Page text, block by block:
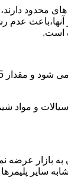
محدود
آنها،باعث
است.
سیالات و
کمپانی اکواستار
سایر